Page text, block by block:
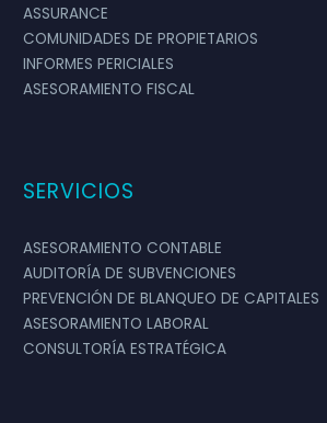
Empresa de Servicios
Directora Comercial
Los informes que generó
detallados y precisos. Nos
ASSURANCE
COMUNIDADES DE PROPIETARIOS
INFORMES PERICIALES
ASESORAMIENTO FISCAL
SERVICIOS
ASESORAMIENTO CONTABLE
AUDITORÍA DE SUBVENCIONES
PREVENCIÓN DE BLANQUEO DE CAPITALES
ASESORAMIENTO LABORAL
CONSULTORÍA ESTRATÉGICA